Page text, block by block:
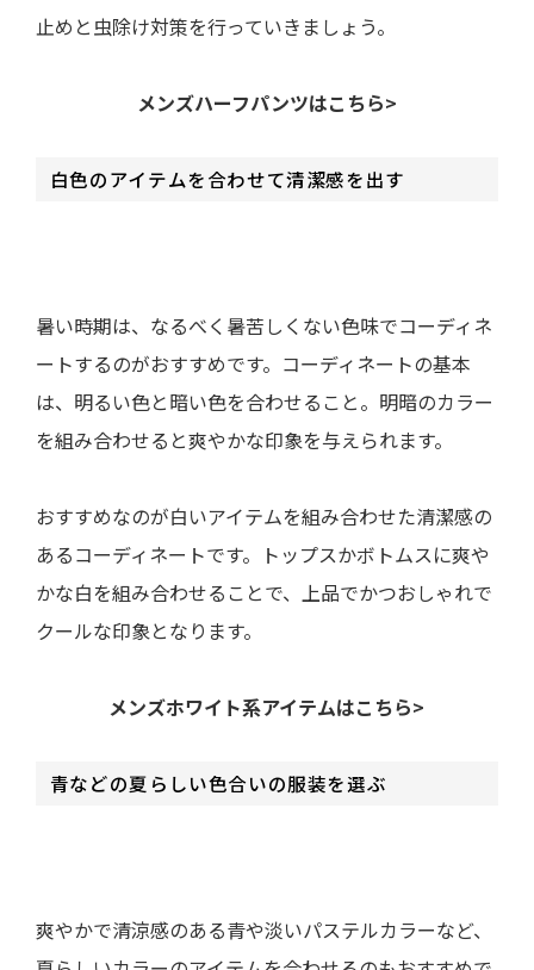
止めと虫除け対策を行っていきましょう。
メンズハーフパンツはこちら>
白色のアイテムを合わせて清潔感を出す
暑い時期は、なるべく暑苦しくない色味でコーディネ
ートするのがおすすめです。コーディネートの基本
は、明るい色と暗い色を合わせること。明暗のカラー
を組み合わせると爽やかな印象を与えられます。
おすすめなのが白いアイテムを組み合わせた清潔感の
あるコーディネートです。トップスかボトムスに爽や
かな白を組み合わせることで、上品でかつおしゃれで
クールな印象となります。
メンズホワイト系アイテムはこちら>
青などの夏らしい色合いの服装を選ぶ
爽やかで清涼感のある青や淡いパステルカラーなど、